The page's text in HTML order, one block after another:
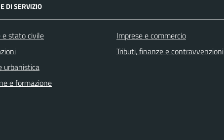
DI SERVIZIO
e stato civile
urbanistica
e formazione
Imprese e commercio
Tributi, finanze e contravvenzioni